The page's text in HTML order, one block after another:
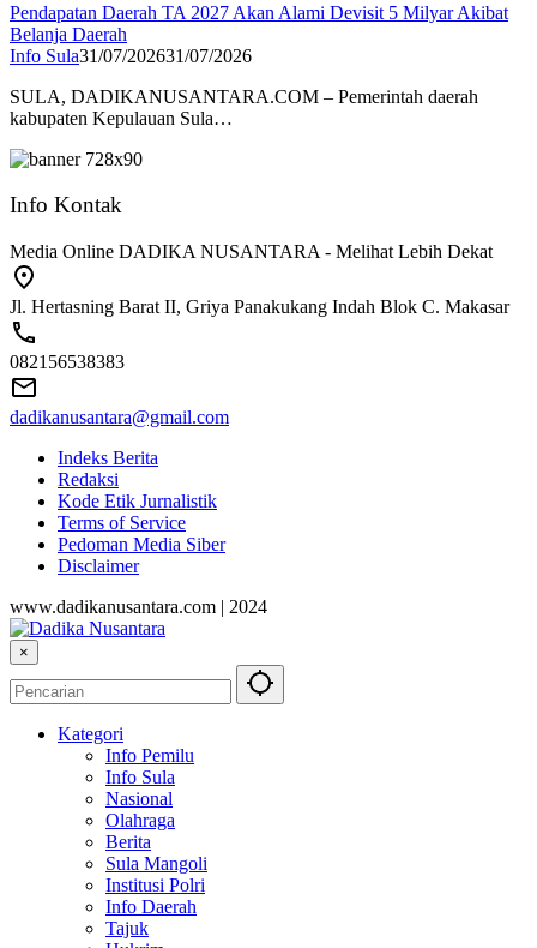
Pendapatan Daerah TA 2027 Akan Alami Devisit 5 Milyar Akibat
Belanja Daerah
Info Sula31/07/202631/07/2026
SULA, DADIKANUSANTARA.COM – Pemerintah daerah
kabupaten Kepulauan Sula…
Info Kontak
Media Online DADIKA NUSANTARA - Melihat Lebih Dekat
Jl. Hertasning Barat II, Griya Panakukang Indah Blok C. Makasar
082156538383
dadikanusantara@gmail.com
Indeks Berita
Redaksi
Kode Etik Jurnalistik
Terms of Service
Pedoman Media Siber
Disclaimer
www.dadikanusantara.com | 2024
×
Kategori
Info Pemilu
Info Sula
Nasional
Olahraga
Berita
Sula Mangoli
Institusi Polri
Info Daerah
Tajuk